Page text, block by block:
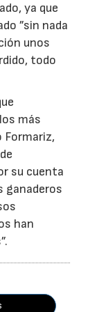
ya que
”sin nada
unos
todo
más
Formariz,
su cuenta
ganaderos
han